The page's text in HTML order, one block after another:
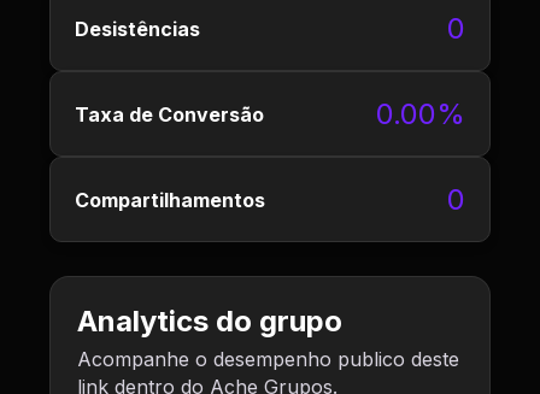
Desistências 0
Taxa de Conversão 0.00%
Compartilhamentos 0
Analytics do grupo
Acompanhe o desempenho publico deste
link dentro do Ache Grupos.